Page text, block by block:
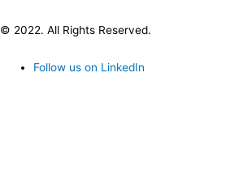
© 2022. All Rights Reserved.
Follow us on LinkedIn